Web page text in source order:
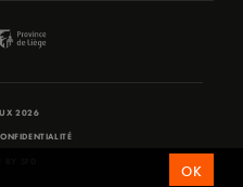
2026
OK